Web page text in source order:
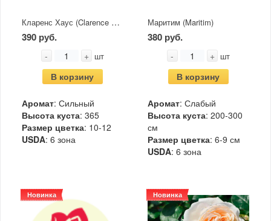
Кларенс Хаус (Clarence House)
390 руб.
- + шт
В корзину
Аромат: Сильный
Высота куста: 365
Размер цветка: 10-12
USDA: 6 зона
Маритим (Maritim)
380 руб.
- + шт
В корзину
Аромат: Слабый
Высота куста: 200-300
см
Размер цветка: 6-9 см
USDA: 6 зона
Новинка Новинка